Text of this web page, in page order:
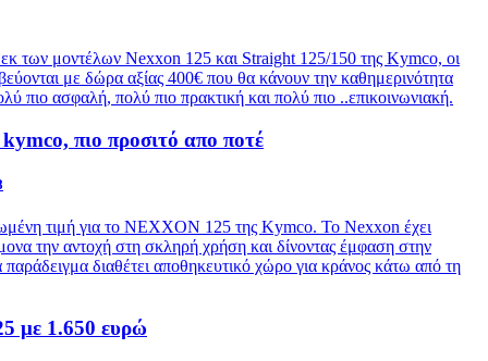
των μοντέλων Nexxon 125 και Straight 125/150 της Kymco, οι
με δώρα αξίας 400€ που θα κάνουν την καθημερινότητα
πιο ασφαλή, πολύ πιο πρακτική και πολύ πιο ..επικοινωνιακή.
πιο προσιτό απο ποτέ
τιμή για το ΝΕΧΧΟΝ 125 της Kymco. Το Nexxon έχει
την αντοχή στη σκληρή χρήση και δίνοντας έμφαση στην
παράδειγμα διαθέτει αποθηκευτικό χώρο για κράνος κάτω από τη
με 1.650 ευρώ